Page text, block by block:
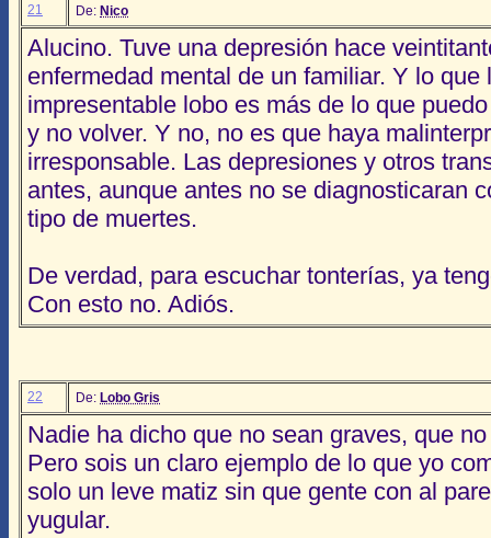
21 De: Nico
Alucino. Tuve una depresión hace
enfermedad mental de un familiar. Y lo
impresentable lobo es más de lo que
y no volver. Y no, no es que haya
irresponsable. Las depresiones y otros
antes, aunque antes no se diagnosticaran
tipo de muertes.
De verdad, para escuchar tonterías, ya
Con esto no. Adiós.
22 De: Lobo Gris
Nadie ha dicho que no sean graves, que
Pero sois un claro ejemplo de lo que yo
solo un leve matiz sin que gente con al
yugular.